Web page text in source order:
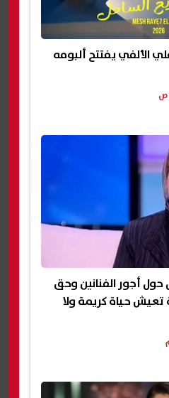
الألفي يفتتح ألبومه
أجور الفنانين وحق
تعيش حياة كريمة ولا